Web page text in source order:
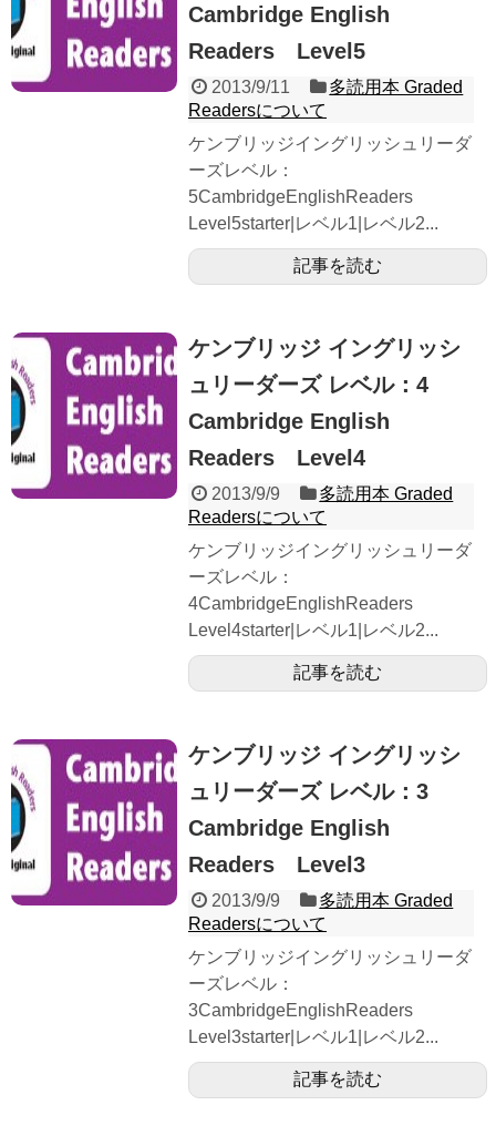
Cambridge English
Readers Level5
2013/9/11
多読用本 Graded
Readersについて
ケンブリッジイングリッシュリーダ
ーズレベル：
5CambridgeEnglishReaders
Level5starter|レベル1|レベル2...
記事を読む
ケンブリッジ イングリッシ
ュリーダーズ レベル：4
Cambridge English
Readers Level4
2013/9/9
多読用本 Graded
Readersについて
ケンブリッジイングリッシュリーダ
ーズレベル：
4CambridgeEnglishReaders
Level4starter|レベル1|レベル2...
記事を読む
ケンブリッジ イングリッシ
ュリーダーズ レベル：3
Cambridge English
Readers Level3
2013/9/9
多読用本 Graded
Readersについて
ケンブリッジイングリッシュリーダ
ーズレベル：
3CambridgeEnglishReaders
Level3starter|レベル1|レベル2...
記事を読む